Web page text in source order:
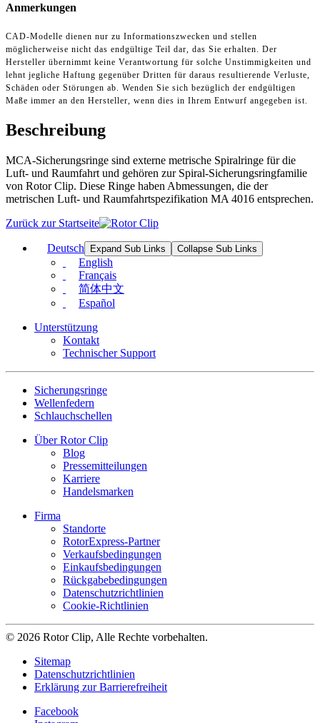
Anmerkungen
CAD-Modelle dienen nur zu Informationszwecken und stellen
möglicherweise nicht das endgültige Teil dar, das Sie erhalten. Der
Hersteller übernimmt keine Verantwortung für solche Unstimmigkeiten und
lehnt jegliche Haftung gegenüber Dritten für daraus resultierende Verluste,
Schäden oder Störungen ab. Wenden Sie sich bezüglich der endgültigen
Maße immer an den Hersteller, wenn dies in Ihrem Entwurf angegeben ist.
Beschreibung
MCA-Sicherungsringe sind externe metrische Spiralringe für die
Luft- und Raumfahrt und gehören zur Spiral-Sicherungsringfamilie
von Rotor Clip. Diese Ringe haben Abmessungen, die der
metrischen Luft- und Raumfahrtspezifikation MA 4016 entsprechen.
Zurück zur Startseite
Deutsch Expand Sub Links Collapse Sub Links
English
Français
简体中文
Español
Unterstützung
Kontakt
Technischer Support
Sicherungsringe
Wellenfedern
Schlauchschellen
Über Rotor Clip
Blog
Pressemitteilungen
Karriere
Handelsmarken
Firma
Standorte
RotorExpress-Partner
Verkaufsbedingungen
Einkaufsbedingungen
Rückgabebedingungen
Datenschutzrichtlinien
Cookie-Richtlinien
© 2026 Rotor Clip, Alle Rechte vorbehalten.
Sitemap
Datenschutzrichtlinien
Erklärung zur Barrierefreiheit
Facebook